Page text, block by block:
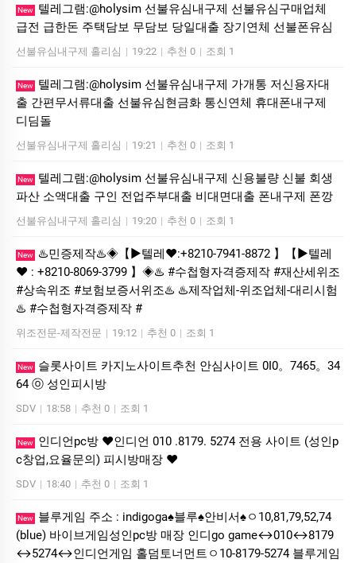
New
텔레그램:@holysim 선불유심내구제 선불유심구매업체
급전 급한돈 주택담보 무담보 당일대출 장기연체 선불폰유심
선불유심내구제 홀리심 | 19:22 | 추천 0 | 조회 1
New
텔레그램:@holysim 선불유심내구제 가개통 저신용자대
출 간편무서류대출 선불유심현금화 통신연체 휴대폰내구제
디딤돌
선불유심내구제 홀리심 | 19:21 | 추천 0 | 조회 1
New
텔레그램:@holysim 선불유심내구제 신용불량 신불 회생
파산 소액대출 구인 전업주부대출 비대면대출 폰내구제 폰깡
선불유심내구제 홀리심 | 19:20 | 추천 0 | 조회 1
New
♨️민증제작♨️◈【▶텔레♥:+8210-7941-8872 】【▶텔레
♥ : +8210-8069-3799 】◈♨️ #수첩형자격증제작 #재산세위조
#상속위조 #보험보증서위조♨️ ♨️제작업체-위조업체-대리시험
♨️ #수첩형자격증제작 #
위조전문-제작전문 | 19:12 | 추천 0 | 조회 1
New
슬롯사이트 카지노사이트추천 안심사이트 0I0。7465。34
64 ⓞ 성인피시방
SDV | 18:58 | 추천 0 | 조회 1
New
인디언pc방 ❤️인디언 010 .8179. 5274 전용 사이트 (성인p
c창업,요율문의) 피시방매장 ❤️
SDV | 18:40 | 추천 0 | 조회 1
New
블루게임 주소 : indigoga♠블루♠안비서♠ㅇ10,81,79,52,74
(blue) 바이브게임성인pc방 매장 인디go game↔010↔8179
↔5274↔인디언게임 홀덤토너먼트ㅇ10-8179-5274 블루게임